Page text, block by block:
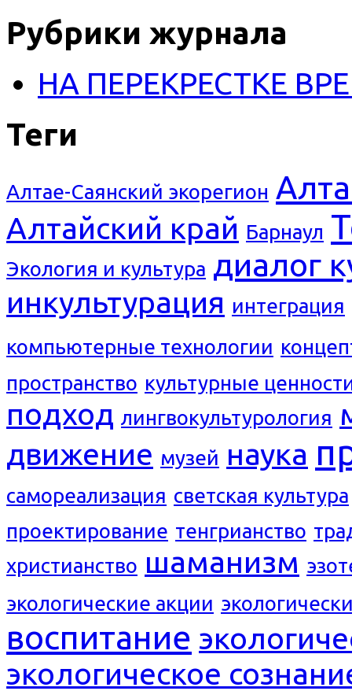
Рубрики журнала
НА ПЕРЕКРЕСТКЕ
Теги
Алтае-Саянский экорегион
Алтайский край Барнаул
Экология и культура диалог
инкультурация интеграция
компьютерные технологии
пространство культурные
подход лингвокультурология
движение музей наука
самореализация светская культура
проектирование тенгрианство
христианство шаманизм
экологические акции
воспитание
экологическое